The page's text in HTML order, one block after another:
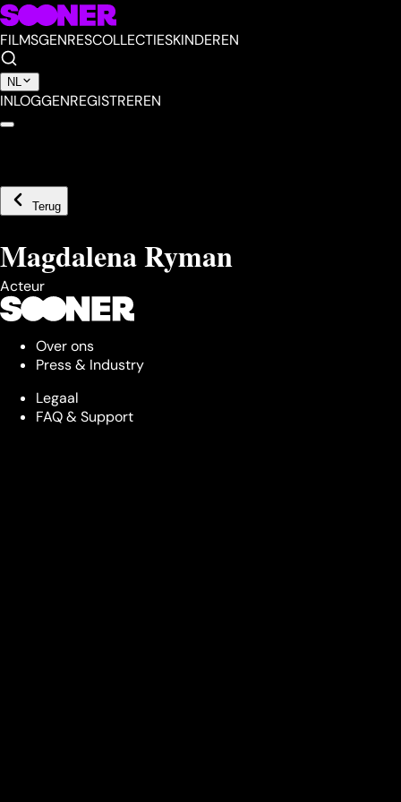
FILMSGENRESCOLLECTIESKINDEREN
NL
INLOGGENREGISTREREN
Terug
Magdalena Ryman
Acteur
Over ons
Press & Industry
Legaal
FAQ & Support